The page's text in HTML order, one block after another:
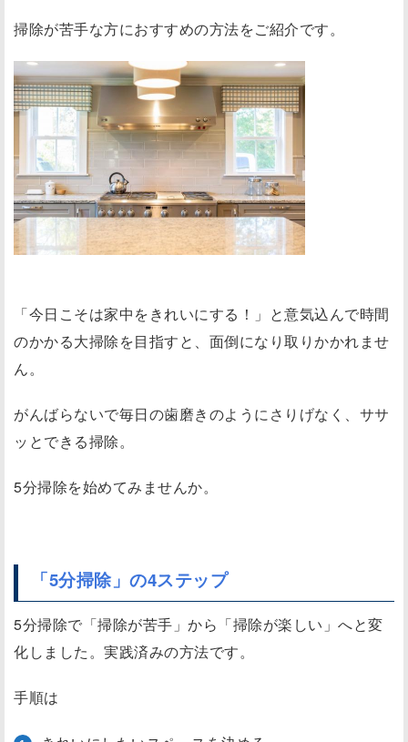
分
掃
除
の
4
ス
テ
ッ
1
）
い
に
た
ペ
ー
ス
を
掃除が苦手な方におすすめの方法をご紹介です。
「今日こそは家中をきれいにする！」と意気込んで時間
のかかる大掃除を目指すと、面倒になり取りかかれませ
ん。
がんばらないで毎日の歯磨きのようにさりげなく、ササ
ッとできる掃除。
5分掃除を始めてみませんか。
「5分掃除」の4ステップ
5分掃除で「掃除が苦手」から「掃除が楽しい」へと変
化しました。実践済みの方法です。
手順は